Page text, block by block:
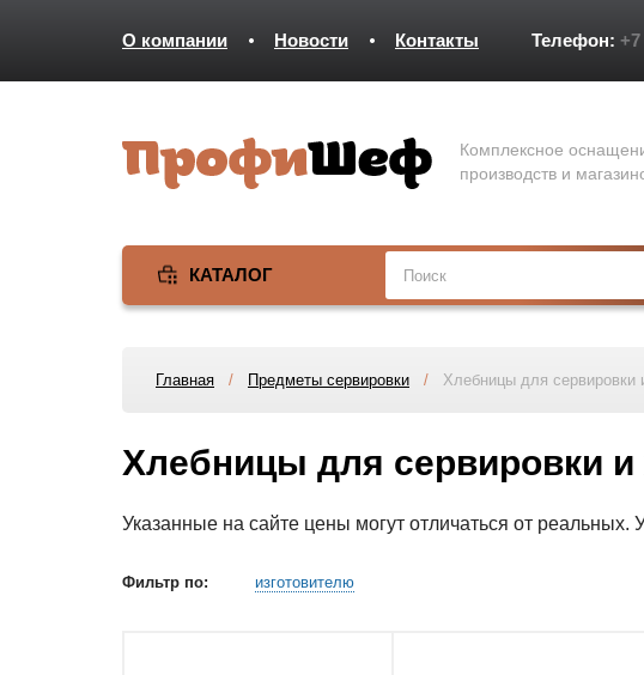
О компании Новости Контакты Телефон: +7
Комплексное
производств и
КАТАЛОГ
Главная / Предметы сервировки / Хлебницы для сервировки
Хлебницы для сервировки и
Указанные на сайте цены могут отличаться от
Фильтр по: изготовителю